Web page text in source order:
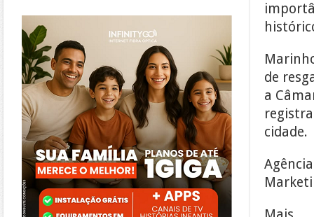
de
a
cidade.
https://www.infinitygo.com.br/